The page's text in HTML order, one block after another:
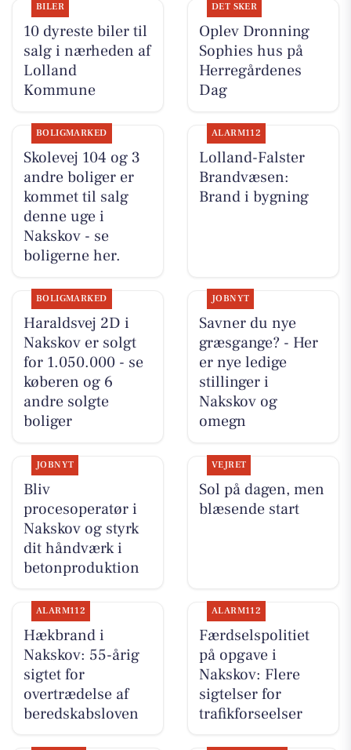
BILER
10 dyreste biler til
salg i nærheden af
Lolland
Kommune
DET SKER
Oplev Dronning
Sophies hus på
Herregårdenes
Dag
BOLIGMARKED
Skolevej 104 og 3
andre boliger er
kommet til salg
denne uge i
Nakskov - se
boligerne her.
ALARM112
Lolland-Falster
Brandvæsen:
Brand i bygning
BOLIGMARKED
Haraldsvej 2D i
Nakskov er solgt
for 1.050.000 - se
køberen og 6
andre solgte
boliger
JOBNYT
Savner du nye
græsgange? - Her
er nye ledige
stillinger i
Nakskov og
omegn
JOBNYT
Bliv
procesoperatør i
Nakskov og styrk
dit håndværk i
betonproduktion
VEJRET
Sol på dagen, men
blæsende start
ALARM112
Hækbrand i
Nakskov: 55-årig
sigtet for
overtrædelse af
beredskabsloven
ALARM112
Færdselspolitiet
på opgave i
Nakskov: Flere
sigtelser for
trafikforseelser